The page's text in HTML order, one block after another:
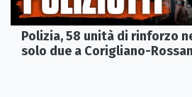
Polizia, 58 unità di rinforzo
solo due a Corigliano-